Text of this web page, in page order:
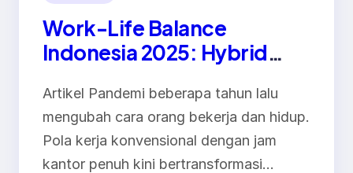
Work-Life Balance
Indonesia 2025: Hybrid
Produktivitas
Artikel Pandemi beberapa tahun lalu
mengubah cara orang bekerja dan hidup.
Pola kerja konvensional dengan jam
kantor penuh kini bertransformasi…